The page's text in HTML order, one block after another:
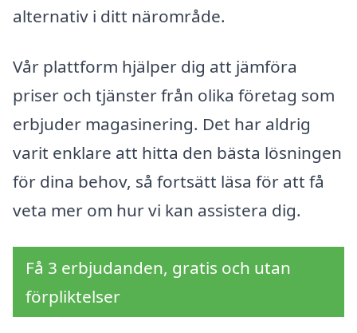
alternativ i ditt närområde.
Vår plattform hjälper dig att jämföra
priser och tjänster från olika företag som
erbjuder magasinering. Det har aldrig
varit enklare att hitta den bästa lösningen
för dina behov, så fortsätt läsa för att få
veta mer om hur vi kan assistera dig.
Få 3 erbjudanden, gratis och utan
förpliktelser